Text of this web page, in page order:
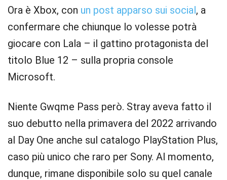
Ora è Xbox, con un post apparso sui social, a
confermare che chiunque lo volesse potrà
giocare con Lala – il gattino protagonista del
titolo Blue 12 – sulla propria console
Microsoft.
Niente Gwqme Pass però. Stray aveva fatto il
suo debutto nella primavera del 2022 arrivando
al Day One anche sul catalogo PlayStation Plus,
caso più unico che raro per Sony. Al momento,
dunque, rimane disponibile solo su quel canale